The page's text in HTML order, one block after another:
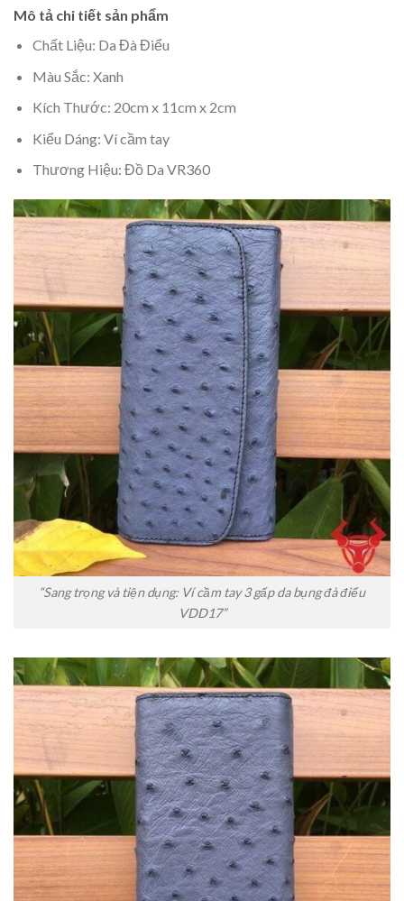
Mô tả chi tiết sản phẩm
Chất Liệu: Da Đà Điểu
Màu Sắc: Xanh
Kích Thước: 20cm x 11cm x 2cm
Kiểu Dáng: Ví cầm tay
Thương Hiệu: Đồ Da VR360
“Sang trọng và tiện dụng: Ví cầm tay 3 gấp da bụng đà điểu
VDD17”